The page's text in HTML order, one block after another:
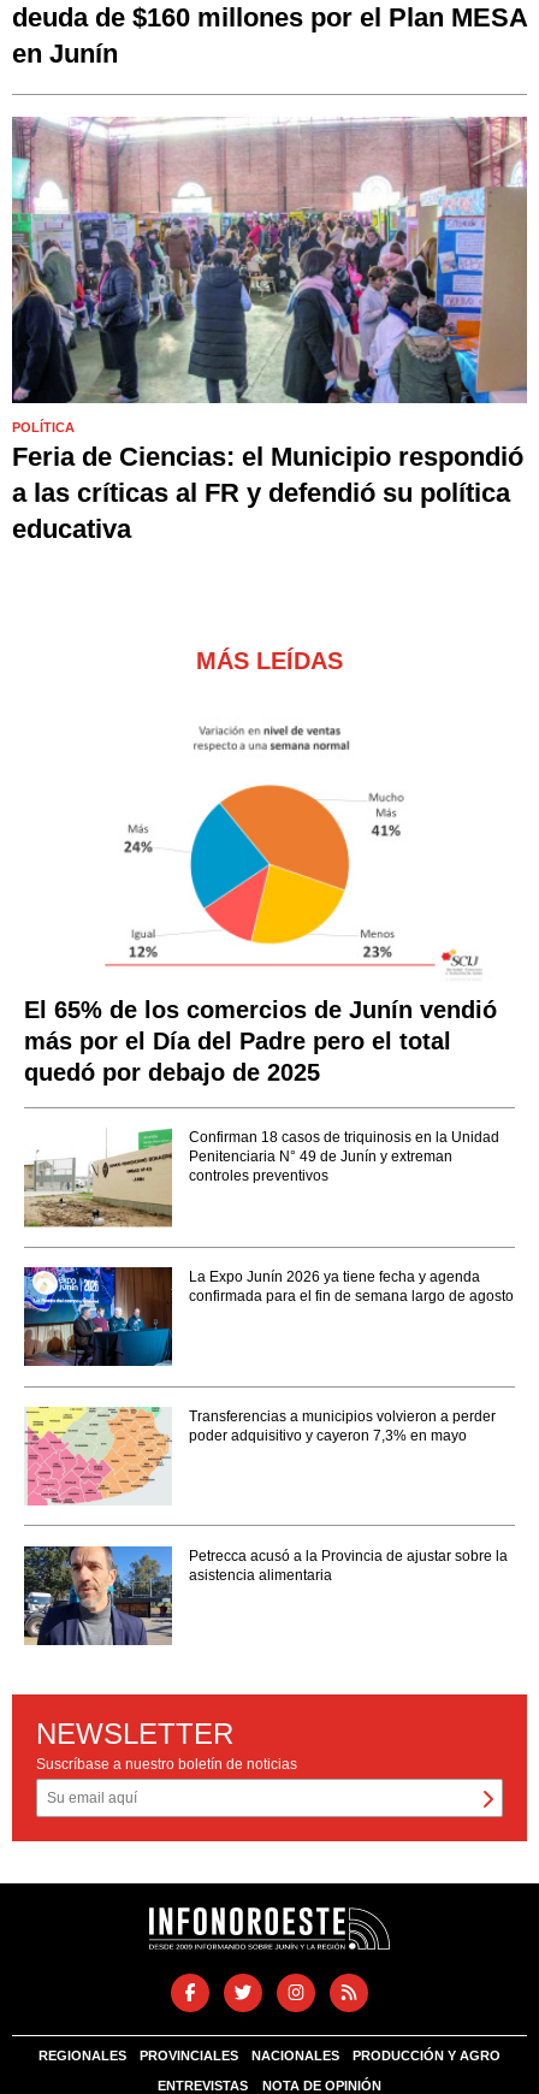
deuda de $160 millones por el Plan MESA
en Junín
POLÍTICA
Feria de Ciencias: el Municipio respondió
a las críticas al FR y defendió su política
educativa
MÁS LEÍDAS
El 65% de los comercios de Junín vendió
más por el Día del Padre pero el total
quedó por debajo de 2025
Confirman 18 casos de triquinosis en la Unidad
Penitenciaria N° 49 de Junín y extreman
controles preventivos
La Expo Junín 2026 ya tiene fecha y agenda
confirmada para el fin de semana largo de agosto
Transferencias a municipios volvieron a perder
poder adquisitivo y cayeron 7,3% en mayo
Petrecca acusó a la Provincia de ajustar sobre la
asistencia alimentaria
NEWSLETTER
Suscríbase a nuestro boletín de noticias
REGIONALES PROVINCIALES NACIONALES PRODUCCIÓN Y AGRO
ENTREVISTAS NOTA DE OPINIÓN